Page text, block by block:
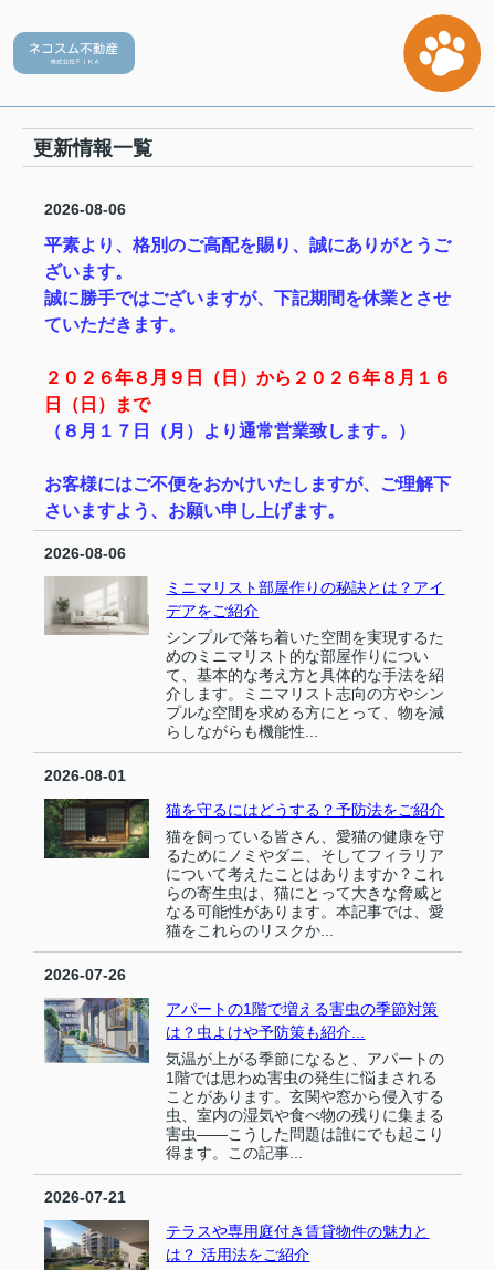
更新情報一覧
2026-08-06
平素より、格別のご高配を賜り、誠にありがとうご
ざいます。
誠に勝手ではございますが、下記期間を休業とさせ
ていただきます。
２０２６年８月９日（日）から ２０２６年８月１６
日（日）まで
（８月１７日（月）より通常営業致します。）
お客様にはご不便をおかけいたしますが、ご理解下
さいますよう、お願い申し上げます。
2026-08-06
ミニマリスト部屋作りの秘訣とは？アイ
デアをご紹介
シンプルで落ち着いた空間を実現するた
めのミニマリスト的な部屋作りについ
て、基本的な考え方と具体的な手法を紹
介します。ミニマリスト志向の方やシン
プルな空間を求める方にとって、物を減
らしながらも機能性...
2026-08-01
猫を守るにはどうする？予防法をご紹介
猫を飼っている皆さん、愛猫の健康を守
るためにノミやダニ、そしてフィラリア
について考えたことはありますか？これ
らの寄生虫は、猫にとって大きな脅威と
なる可能性があります。本記事では、愛
猫をこれらのリスクか...
2026-07-26
アパートの1階で増える害虫の季節対策
は？虫よけや予防策も紹介...
気温が上がる季節になると、アパートの
1階では思わぬ害虫の発生に悩まされる
ことがあります。玄関や窓から侵入する
虫、室内の湿気や食べ物の残りに集まる
害虫――こうした問題は誰にでも起こり
得ます。この記事...
2026-07-21
テラスや専用庭付き賃貸物件の魅力と
は？ 活用法をご紹介